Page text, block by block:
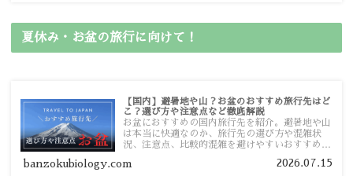
夏休み・お盆の旅行に向けて！
【国内】避暑地や山？お盆のおすすめ旅行先はど
こ？選び方や注意点など徹底解説
お盆におすすめの国内旅行先を紹介。避暑地や山
は本当に快適なのか、旅行先の選び方や混雑状
況、注意点、比較的混雑を避けやすいおすすめス
す。
banzokubiology.com 2026.07.15